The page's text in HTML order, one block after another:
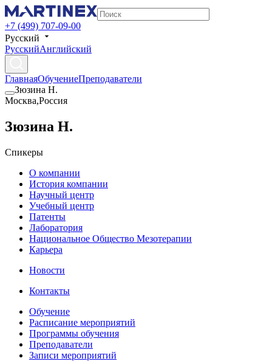
+7 (499) 707-09-00
Русский
РусскийАнглийский
ГлавнаяОбучениеПреподаватели
Зюзина Н.
Москва,Россия
Зюзина Н.
Спикеры
О компании
История компании
Научный центр
Учебный центр
Патенты
Лаборатория
Национальное Общество Мезотерапии
Карьера
Новости
Контакты
Обучение
Расписание мероприятий
Программы обучения
Преподаватели
Записи мероприятий